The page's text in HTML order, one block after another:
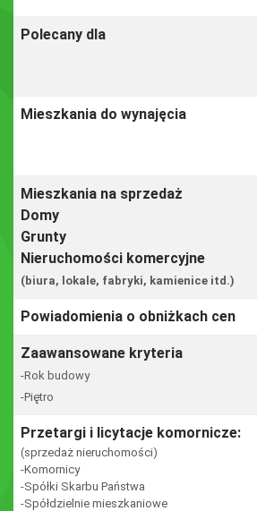
Polecany dla
Mieszkania do wynajęcia
Mieszkania na sprzedaż
Domy
Grunty
Nieruchomości komercyjne
(biura, lokale, fabryki, kamienice itd.)
Powiadomienia o obniżkach cen
Zaawansowane kryteria
-Rok budowy
-Piętro
Przetargi i licytacje komornicze:
(sprzedaż nieruchomości)
-Komornicy
-Spółki Skarbu Państwa
-Spółdzielnie mieszkaniowe